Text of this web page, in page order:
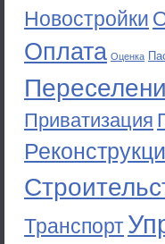
Новостройки
Оплата Оценка
Приватизация
Транспорт